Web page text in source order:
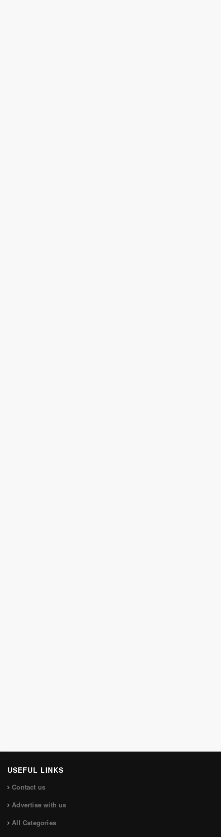
USEFUL LINKS
Contact us
Advertise with us
All Categories